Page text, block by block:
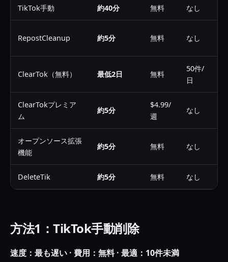
TikTok手動 約40分 無料 なし
RepostCleanup 約5分 無料 なし
ClearTok（無料） 最低2日 無料
50件/
日
ClearTokプレミア
ム
約5分
$4.99/
週
なし
オープンソース拡張
機能
約5分 無料 なし
DeleteTik 約5分 無料 なし
方法1：TikTok手動削除
速度：最も遅い · 費用：無料 · 最適：10件未満